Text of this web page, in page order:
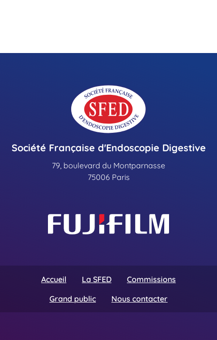
Société Française d'Endoscopie Digestive
79, boulevard du Montparnasse
75006 Paris
Accueil La SFED
Commissions
Grand public
Nous contacter